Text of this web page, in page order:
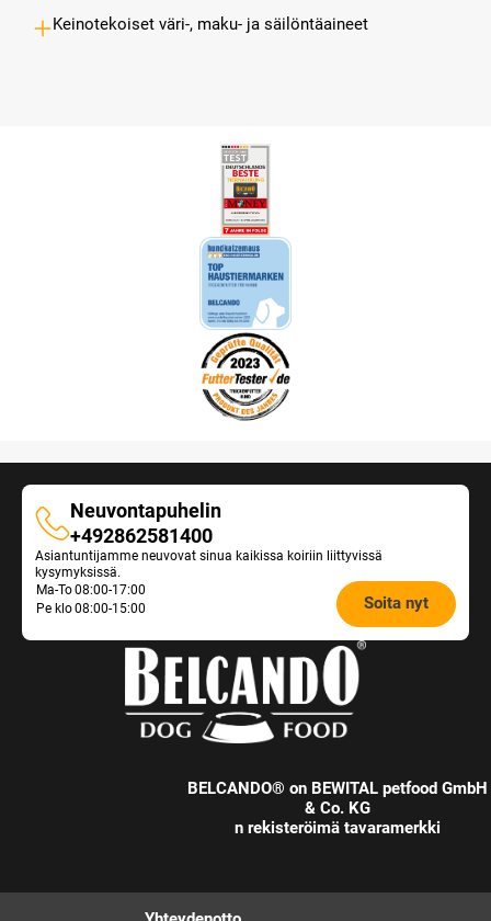
Keinotekoiset väri-, maku- ja säilöntäaineet
Neuvontapuhelin
Neuvontapuhelin
+492862581400
Asiantuntijamme neuvovat sinua kaikissa koiriin liittyvissä
kysymyksissä.
Opening
Ma-To08:00-17:00
Pe klo08:00-15:00 Soita nyt
BELCANDO® on BEWITAL petfood GmbH
& Co. KG
n rekisteröimä tavaramerkki